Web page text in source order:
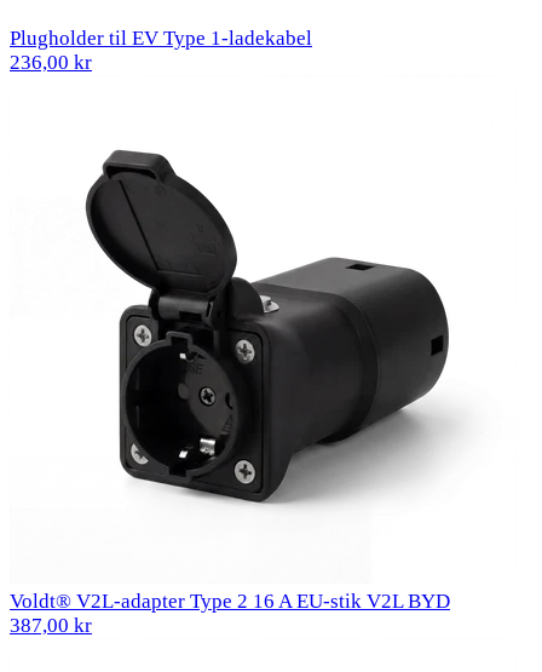
Plugholder til EV Type 1-ladekabel
236,00 kr
Voldt® V2L-adapter Type 2 16 A EU-stik V2L BYD
387,00 kr